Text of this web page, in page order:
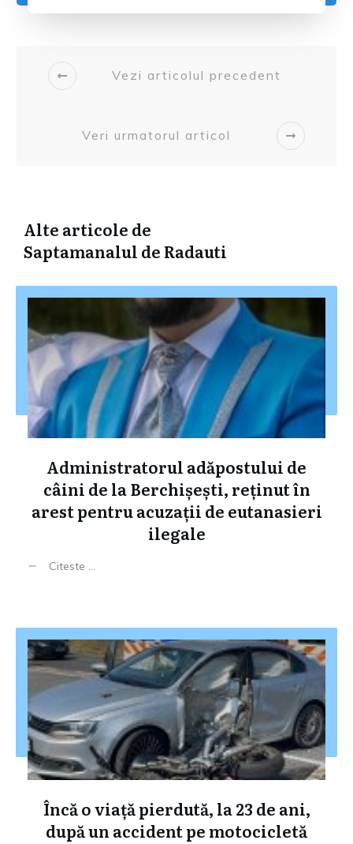
Vezi articolul precedent
Veri urmatorul articol
Alte articole de
Saptamanalul de Radauti
Administratorul adăpostului de
câini de la Berchișești, reținut în
arest pentru acuzații de eutanasieri
ilegale
Citeste ...
Încă o viață pierdută, la 23 de ani,
după un accident pe motocicletă